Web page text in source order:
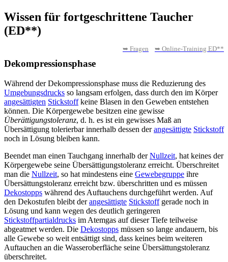
Wissen für fortgeschrittene Taucher
(ED**)
➥ Fragen ➥ Online-Training ED**
Dekompressionsphase
Während der Dekompressionsphase muss die Reduzierung des
Umgebungsdrucks so langsam erfolgen, dass durch den im Körper
angesättigten Stickstoffkeine Blasen in den Geweben entstehen
können. Die Körpergewebe besitzen eine gewisse
Überättigungstoleranz, d. h. es ist ein gewisses Maß an
Übersättigung tolerierbar innerhalb dessen derangesättigte Stickstoff
noch in Lösung bleiben kann.
Beendet man einen Tauchgang innerhalb derNullzeit, hat keines der
Körpergewebe seine Übersättigungstoleranz erreicht. Überschreitet
man die Nullzeit, so hat mindestens eine Gewebegruppe ihre
Übersättungstoleranz erreicht bzw. überschritten und es müssen
Dekostopps während des Auftauchens durchgeführt werden. Auf
den Dekostufen bleibt derangesättigte Stickstoffgerade noch in
Lösung und kann wegen des deutlich geringeren
Stickstoffpartialdrucks im Atemgas auf dieser Tiefe teilweise
abgeatmet werden. Die Dekostopps müssen so lange andauern, bis
alle Gewebe so weit entsättigt sind, dass keines beim weiteren
Auftauchen an die Wasseroberfläche seine Übersättungstoleranz
überschreitet.